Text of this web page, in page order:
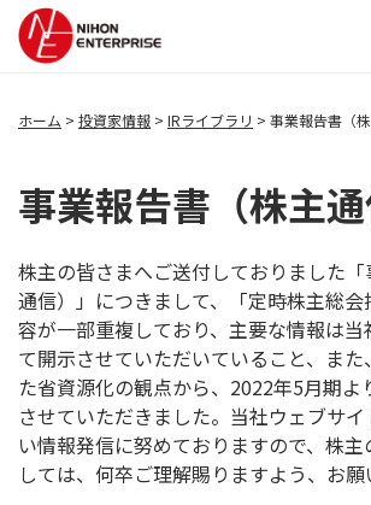
ホーム 投資家情報 IRライブラリ 事業報告書（株
事業報告書（株主通
株主の皆さまへご送付しておりました
通信）」につきまして、「定時株主総
容が一部重複しており、主要な情報は
て開示させていただいていること、ま
た省資源化の観点から、2022年5月期よ
させていただきました。当社ウェブサ
い情報発信に努めておりますので、株
しては、何卒ご理解賜りますよう、お願